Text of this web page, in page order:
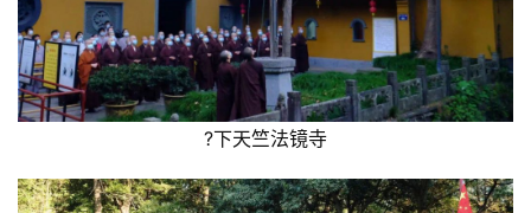
?下天竺法镜寺